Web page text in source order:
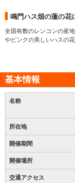
鳴門ハス畑の蓮の花
全国有数のレンコンの産
やピンクの美しいハスの
基本情報
名称
所在地
開催期間
開催場所
交通アクセス